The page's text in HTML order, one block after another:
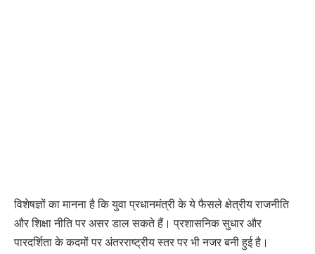
विशेषज्ञों का मानना है कि युवा प्रधानमंत्री के ये फैसले क्षेत्रीय राजनीति
और शिक्षा नीति पर असर डाल सकते हैं। प्रशासनिक सुधार और
पारदर्शिता के कदमों पर अंतरराष्ट्रीय स्तर पर भी नजर बनी हुई है।